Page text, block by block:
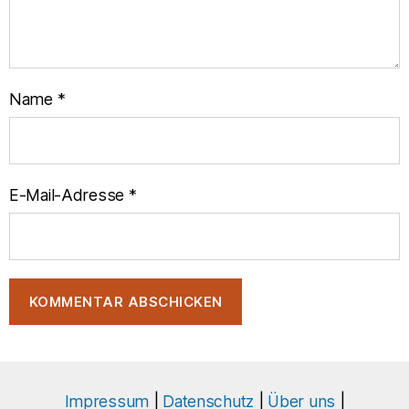
Name *
E-Mail-Adresse *
Impressum Datenschutz Über uns